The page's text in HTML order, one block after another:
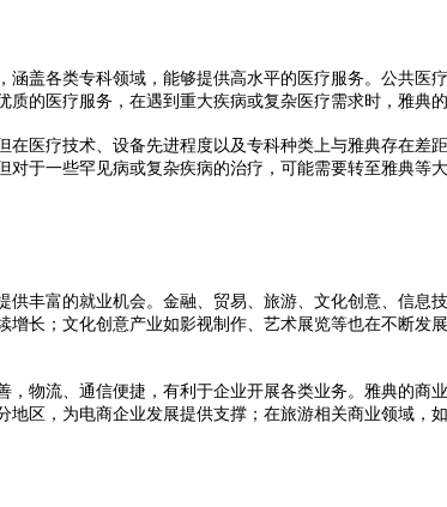
各类专科领域，能够提供高水平的医疗服务。公共医
的医疗服务，在遇到重大疾病或复杂医疗需求时，雅典
疗技术、设备先进程度以及专科种类上与雅典存在差
于一些罕见病或复杂疾病的治疗，可能需要转至雅典等大
富的就业机会。金融、贸易、旅游、文化创意、信息
长；文化创意产业如影视制作、艺术展览等也在不断
流、通信便捷，有利于企业开展各类业务。雅典的商
区，为电商企业发展提供支撑；在旅游相关商业领域